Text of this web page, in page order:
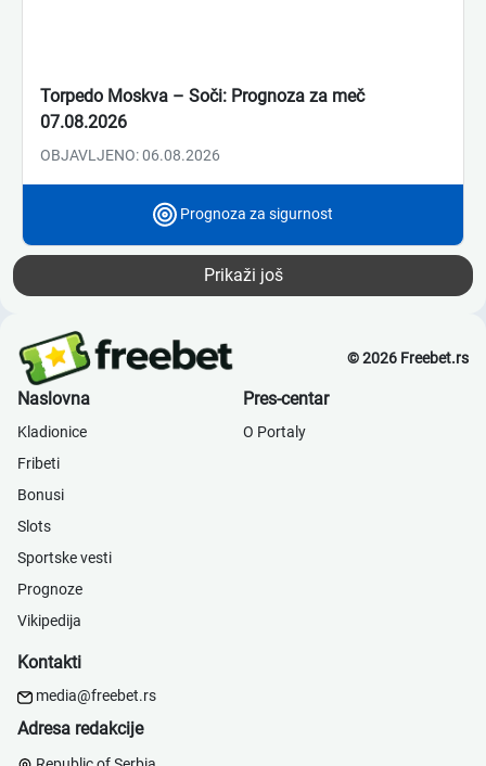
Torpedo Moskva – Soči: Prognoza za meč
07.08.2026
OBJAVLJENO: 06.08.2026
Prognoza za sigurnost
Prikaži još
© 2026 Freebet.rs
Naslovna
Kladionice
Fribeti
Bonusi
Slots
Sportske vesti
Prognoze
Vikipedija
Pres-centar
О Portaly
Kontakti
media@freebet.rs
Adresa redakcije